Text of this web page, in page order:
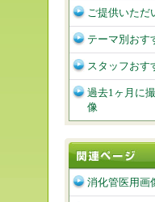
ご提供いただ
テーマ別おす
スタッフおす
過去1ヶ月に
像
消化管医用画